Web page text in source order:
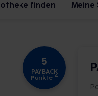
finden Meine
5
PAYBACK
Punkte 4